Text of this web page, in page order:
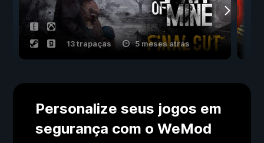
13 trapaças 5 meses atrás
Personalize seus jogos em
segurança com o WeMod